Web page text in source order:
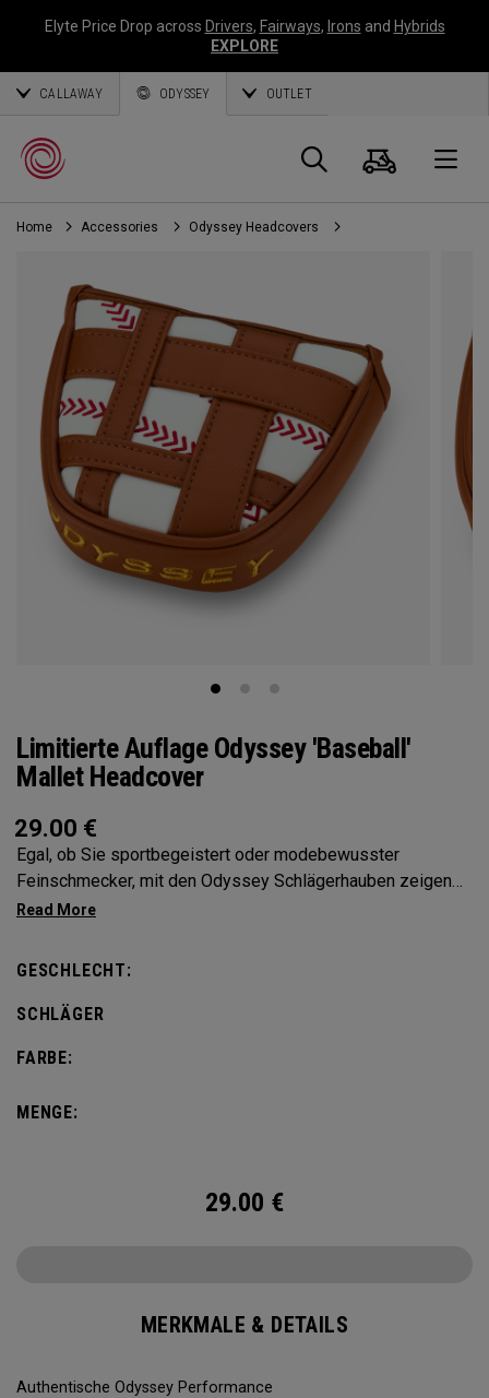
Elyte Price Drop across Drivers, Fairways, Irons and Hybrids
EXPLORE
CALLAWAY ODYSSEY OUTLET
Suche
Home Accessories Odyssey Headcovers
Limitierte Auflage Odyssey 'Baseball'
Mallet Headcover
29.00 €
Egal, ob Sie sportbegeistert oder modebewusster
Feinschmecker, mit den Odyssey Schlägerhauben zeigen
Sie Ihre Persönlichkeit
GESCHLECHT:
SCHLÄGER
FARBE:
MENGE:
29.00 €
MERKMALE & DETAILS
Authentische Odyssey Performance